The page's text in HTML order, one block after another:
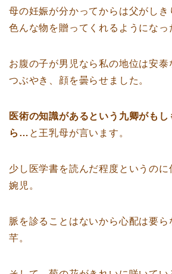
母の妊娠が分かってからは父がしき
色んな物を贈ってくれるようになっ
お腹の子が男児なら私の地位は安
つぶやき、顔を曇らせました。
医術の知識があるという九卿がも
ら… と王乳母が言います。
少し医学書を読んだ程度というのに
婉児。
脈を診ることはないから心配は要
芊。